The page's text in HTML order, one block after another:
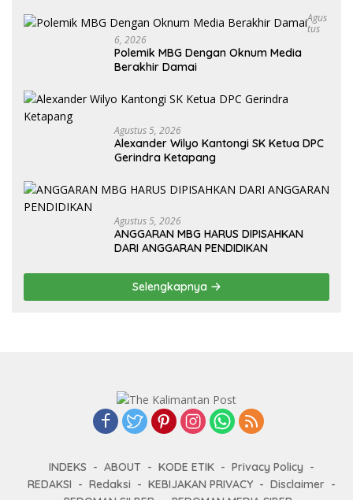
Agus
Tus
6, 2026
Polemik MBG Dengan Oknum Media
Berakhir Damai
Agustus 5, 2026
Alexander Wilyo Kantongi SK Ketua DPC
Gerindra Ketapang
Agustus 5, 2026
ANGGARAN MBG HARUS DIPISAHKAN
DARI ANGGARAN PENDIDIKAN
Selengkapnya
INDEKS ABOUT KODE ETIK
Privacy Policy
REDAKSI
Redaksi KEBIJAKAN PRIVACY
Disclaimer